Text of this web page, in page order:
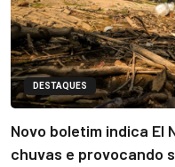
DESTAQUES
Novo boletim indica El
chuvas e provocando